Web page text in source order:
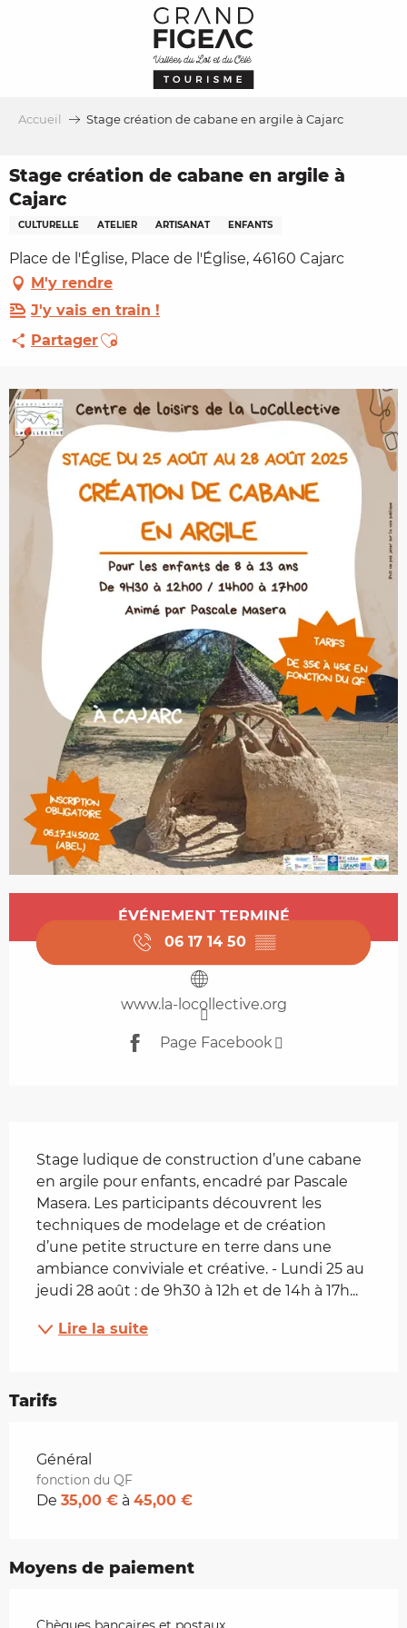
Accueil Stage création de cabane en argile à Cajarc
Stage création de cabane en argile à
Cajarc
CULTURELLE ATELIER ARTISANAT ENFANTS
Place de l'Église, Place de l'Église, 46160 Cajarc
M'y rendre
J'y vais en train !
PartagerAjouter aux favoris
Ouverture et coordonnées
ÉVÉNEMENT TERMINÉ
06 17 14 50 ▒▒
www.la-locollective.org
Page Facebook
Stage ludique de construction d’une cabane
en argile pour enfants, encadré par Pascale
Masera. Les participants découvrent les
techniques de modelage et de création
d’une petite structure en terre dans une
ambiance conviviale et créative. - Lundi 25 au
jeudi 28 août : de 9h30 à 12h et de 14h à 17h...
Lire la suite
Tarifs
Tarifs 2026
Général
fonction du QF
De 35,00 € à 45,00 €
Moyens de paiement